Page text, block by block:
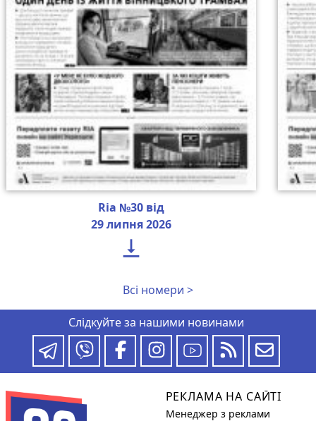
Ria №30 від
29 липня 2026

Всі номери >
Слідкуйте за нашими новинами
РЕКЛАМА НА САЙТІ
Менеджер з реклами